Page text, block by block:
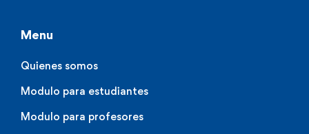
Menu
Quienes somos
Modulo para estudiantes
Modulo para profesores